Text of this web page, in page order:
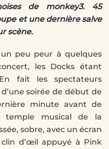
de monkey3. 45
et une dernière salve
scène.
peu peur à quelques
les Docks étant
fait les spectateurs
soirée de début de
minute avant de
temple musical de la
sobre, avec un écran
d’œil appuyé à Pink